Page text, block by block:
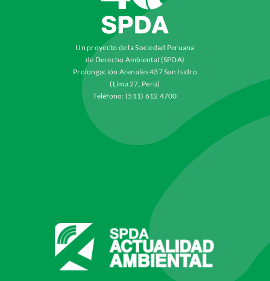
Un proyecto de la Sociedad Peruana
de Derecho Ambiental (SPDA)
Prolongación Arenales 437 San Isidro
(Lima 27, Perú)
Teléfono: (511) 612 4700